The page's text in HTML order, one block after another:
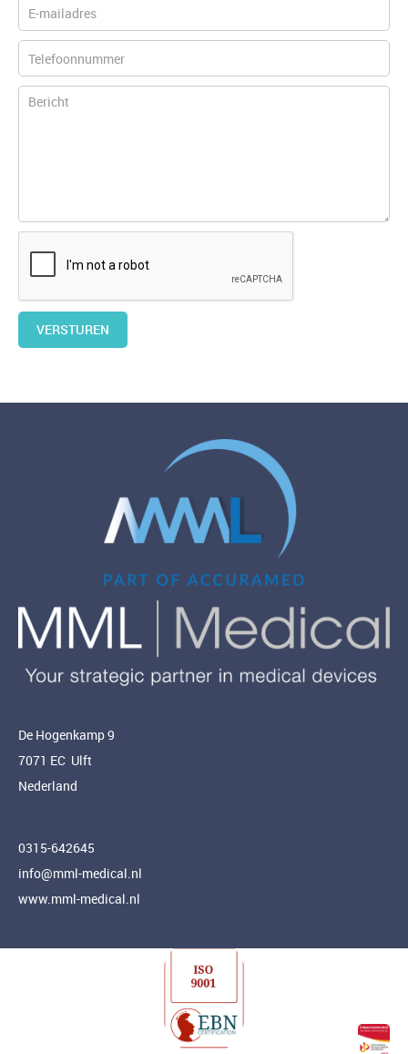
VERSTUREN
De Hogenkamp 9
7071 EC Ulft
Nederland
0315-642645
info@mml-medical.nl
www.mml-medical.nl